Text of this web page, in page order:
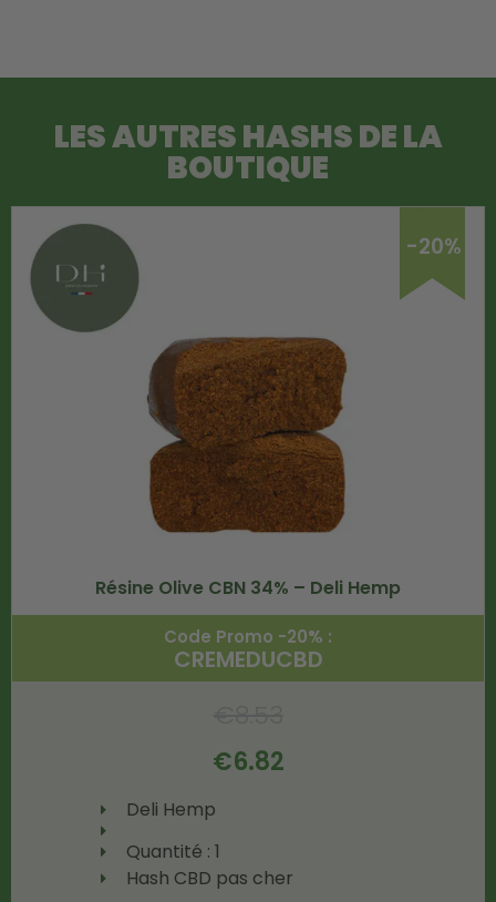
LES AUTRES HASHS DE LA
BOUTIQUE
-20%
Résine Olive CBN 34% – Deli Hemp
Code Promo -20% :
CREMEDUCBD
€6.82
Deli Hemp
Quantité : 1
Hash CBD pas cher